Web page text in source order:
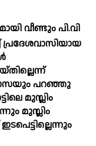
വീണ്ടും പി.വി
പറഞ്ഞു
മുസ്ലിം
മുസ്ലിം